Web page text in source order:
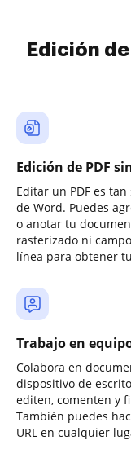
Edición
Edición de PDF
Editar un PDF es
de Word. Puedes
o anotar tu
rasterizado ni
línea para obtener
Trabajo en
Colabora en
dispositivo de
editen, comenten y
También puedes
URL en cualquier